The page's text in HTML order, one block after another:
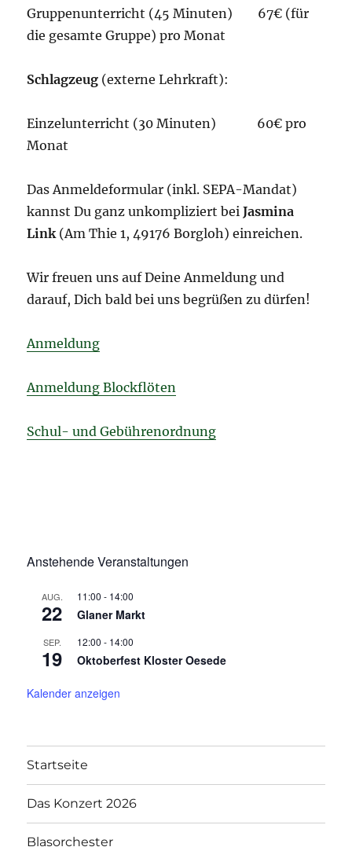
Gruppenunterricht (45 Minuten) 67€ (für
die gesamte Gruppe) pro Monat
Schlagzeug (externe Lehrkraft):
Einzelunterricht (30 Minuten) 60€ pro
Monat
Das Anmeldeformular (inkl. SEPA-Mandat)
kannst Du ganz unkompliziert beiJasmina
Link (Am Thie 1, 49176 Borgloh) einreichen.
Wir freuen uns auf Deine Anmeldung und
darauf, Dich bald bei uns begrüßen zu dürfen!
Anmeldung
Anmeldung Blockflöten
Schul- und Gebührenordnung
Anstehende Veranstaltungen
AUG.
22
11:00 - 14:00
Glaner Markt
SEP.
19
12:00 - 14:00
Oktoberfest Kloster Oesede
Kalender anzeigen
Startseite
Das Konzert 2026
Blasorchester